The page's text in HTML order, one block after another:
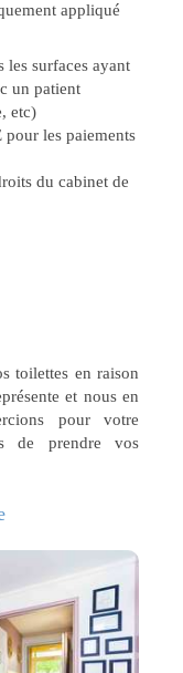
appliqué
les surfaces ayant
un patient
etc)
les paiements
du cabinet de
toilettes en raison
et nous en
pour votre
de prendre vos